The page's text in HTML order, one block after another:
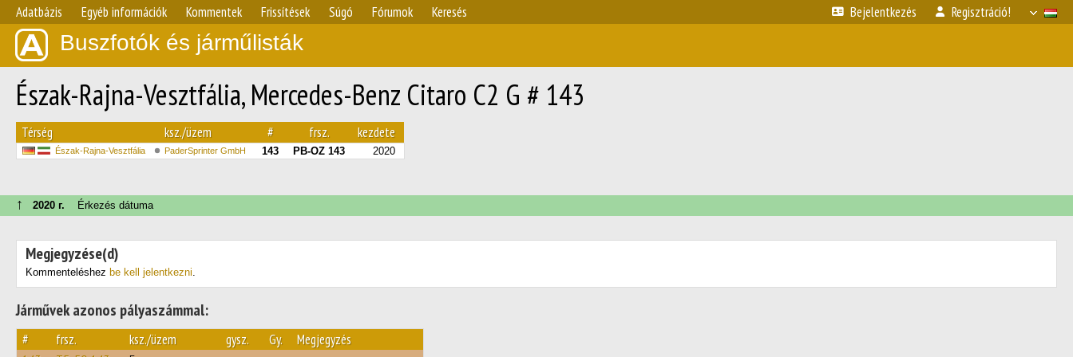
Adatbázis Egyéb információk Kommentek Frissítések Súgó Fórumok Keresés Bejelentkezés Regisztráció!
Buszfotók és járműlisták
Észak-Rajna-Vesztfália, Mercedes-Benz Citaro C2 G # 143
Térség ksz./üzem # frsz. kezdete
Észak-Rajna-Vesztfália PaderSprinter GmbH 143 PB-OZ 143 2020
↑ 2020 г. Érkezés dátuma
Megjegyzése(d)
Kommenteléshez be kell jelentkezni.
Járművek azonos pályaszámmal:
# frsz. ksz./üzem gysz. Gy. Megjegyzés